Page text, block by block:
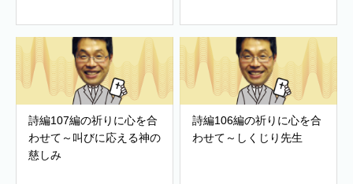
詩編107編の祈りに心を合
わせて～叫びに応える神の
慈しみ
詩編106編の祈りに心を合
わせて～しくじり先生